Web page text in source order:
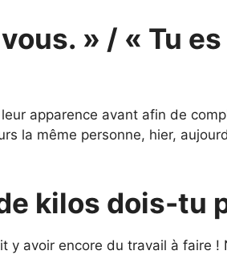
» / « Tu
apparence avant afin de
la même personne, hier,
kilos dois-tu
y avoir encore du travail à faire